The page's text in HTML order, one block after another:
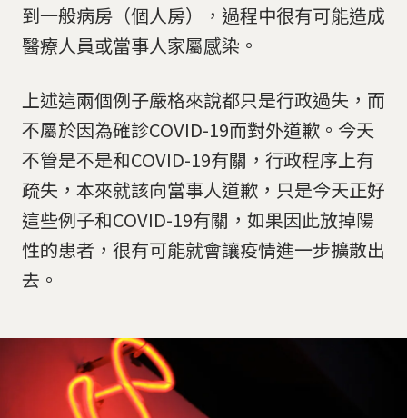
到一般病房（個人房），過程中很有可能造成
醫療人員或當事人家屬感染。
上述這兩個例子嚴格來說都只是行政過失，而
不屬於因為確診COVID-19而對外道歉。今天
不管是不是和COVID-19有關，行政程序上有
疏失，本來就該向當事人道歉，只是今天正好
這些例子和COVID-19有關，如果因此放掉陽
性的患者，很有可能就會讓疫情進一步擴散出
去。